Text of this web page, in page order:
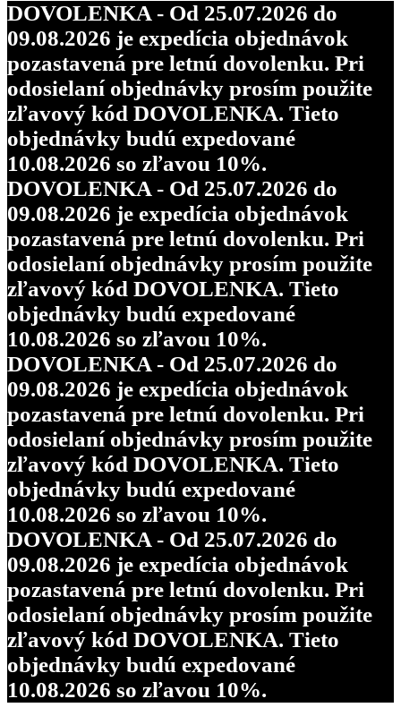
DOVOLENKA - Od 25.07.2026 do
09.08.2026 je expedícia objednávok
pozastavená pre letnú dovolenku. Pri
odosielaní objednávky prosím použite
zľavový kód DOVOLENKA. Tieto
objednávky budú expedované
10.08.2026 so zľavou 10%.
DOVOLENKA - Od 25.07.2026 do
09.08.2026 je expedícia objednávok
pozastavená pre letnú dovolenku. Pri
odosielaní objednávky prosím použite
zľavový kód DOVOLENKA. Tieto
objednávky budú expedované
10.08.2026 so zľavou 10%.
DOVOLENKA - Od 25.07.2026 do
09.08.2026 je expedícia objednávok
pozastavená pre letnú dovolenku. Pri
odosielaní objednávky prosím použite
zľavový kód DOVOLENKA. Tieto
objednávky budú expedované
10.08.2026 so zľavou 10%.
DOVOLENKA - Od 25.07.2026 do
09.08.2026 je expedícia objednávok
pozastavená pre letnú dovolenku. Pri
odosielaní objednávky prosím použite
zľavový kód DOVOLENKA. Tieto
objednávky budú expedované
10.08.2026 so zľavou 10%.